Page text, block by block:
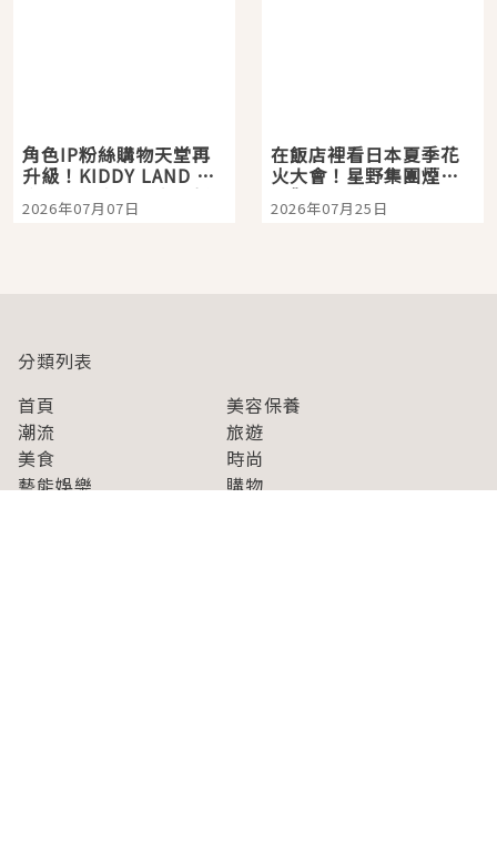
角色IP粉絲購物天堂再
升級！KIDDY LAND 原
宿店吉伊卡哇迎客，新
開幕 OMOKADO 店3分
2026年07月07日
在飯店裡看日本夏季花
火大會！星野集團煙火
景觀飯店6選，讓你不用
人擠人悠閒欣賞
2026年07月25日
分類列表
首頁
美容保養
潮流
旅遊
美食
時尚
藝能娛樂
購物